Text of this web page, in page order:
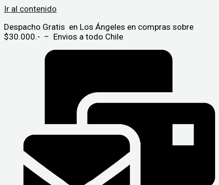
Ir al contenido
Despacho Gratis en Los Ángeles en compras sobre
$30.000.- – Envios a todo Chile